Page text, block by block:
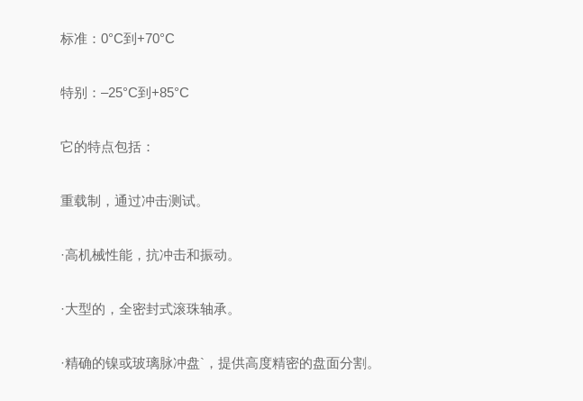
标准：0°C到+70°C
特别：–25°C到+85°C
它的特点包括：
重载制，通过冲击测试。
·高机械性能，抗冲击和振动。
·大型的，全密封式滚珠轴承。
·精确的镍或玻璃脉冲盘`，提供高度精密的盘面分割。